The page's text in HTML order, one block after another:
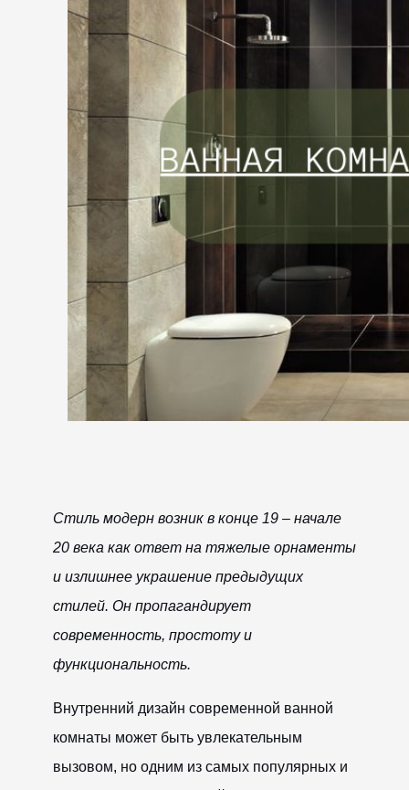
Стиль модерн возник в конце 19 – начале
20 века как ответ на тяжелые орнаменты
и излишнее украшение предыдущих
стилей. Он пропагандирует
современность, простоту и
функциональность.
Внутренний дизайн современной ванной
комнаты может быть увлекательным
вызовом, но одним из самых популярных и